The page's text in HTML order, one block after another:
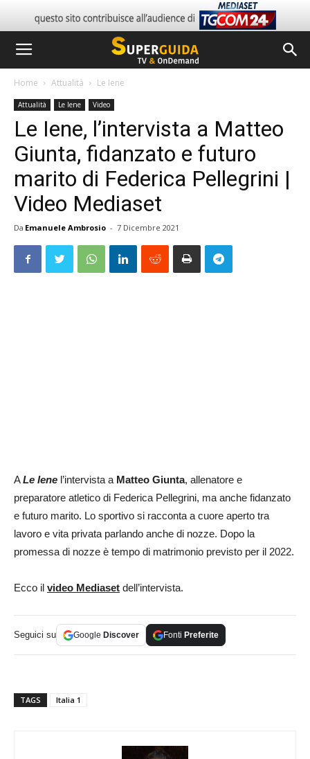
Home Attualità Le Iene
Attualità Le Iene Video
Le Iene, l’intervista a Matteo
Giunta, fidanzato e futuro
marito di Federica Pellegrini |
Video Mediaset
Da Emanuele Ambrosio - 7 Dicembre 2021
ALe Iene l’intervista a Matteo Giunta, allenatore e
preparatore atletico di Federica Pellegrini, ma anche fidanzato
e futuro marito. Lo sportivo si racconta a cuore aperto tra
lavoro e vita privata parlando anche di nozze. Dopo la
promessa di nozze è tempo di matrimonio previsto per il 2022.
Ecco il video Mediaset dell’intervista.
Seguici su Google Discover Fonti Preferite
TAGS Italia 1